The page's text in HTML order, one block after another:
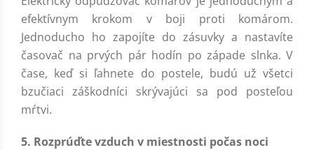
efektívnym krokom v boji proti komárom.
Jednoducho ho zapojíte do zásuvky a nastavíte
časovač na prvých pár hodín po západe slnka. V
čase, keď si ľahnete do postele, budú už všetci
bzučiaci záškodníci skrývajúci sa pod posteľou
mŕtvi.
5. Rozprúďte vzduch v miestnosti počas noci